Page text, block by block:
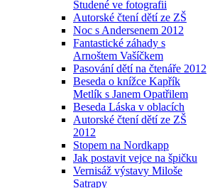
Studené ve fotografii
Autorské čtení dětí ze ZŠ
Noc s Andersenem 2012
Fantastické záhady s
Arnoštem Vašíčkem
Pasování dětí na čtenáře 2012
Beseda o knížce Kapřík
Metlík s Janem Opatřilem
Beseda Láska v oblacích
Autorské čtení dětí ze ZŠ
2012
Stopem na Nordkapp
Jak postavit vejce na špičku
Vernisáž výstavy Miloše
Satrapy